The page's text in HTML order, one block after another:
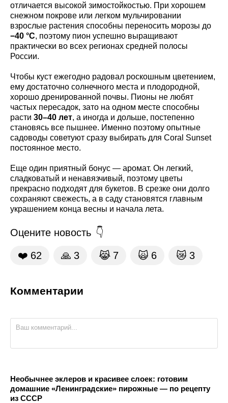
отличается высокой зимостойкостью. При хорошем
снежном покрове или легком мульчировании
взрослые растения способны переносить морозы до
−40 °C, поэтому пион успешно выращивают
практически во всех регионах средней полосы
России.
Чтобы куст ежегодно радовал роскошным цветением,
ему достаточно солнечного места и плодородной,
хорошо дренированной почвы. Пионы не любят
частых пересадок, зато на одном месте способны
расти 30–40 лет, а иногда и дольше, постепенно
становясь все пышнее. Именно поэтому опытные
садоводы советуют сразу выбирать для Coral Sunset
постоянное место.
Еще один приятный бонус — аромат. Он легкий,
сладковатый и ненавязчивый, поэтому цветы
прекрасно подходят для букетов. В срезке они долго
сохраняют свежесть, а в саду становятся главным
украшением конца весны и начала лета.
Оцените новость
❤️ 62 🙏 3 😹 7 🙀 6 😿 3
Комментарии
Необычнее эклеров и красивее слоек: готовим
домашние «Ленинградские» пирожные — по рецепту
из СССР